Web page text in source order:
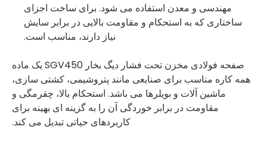
مهندسی و معدن استفاده می شود. برای ساخت اجزای
ساختاری که به استحکام و مقاومت بالایی در برابر سایش
نیاز دارند، مناسب است.
صفحه فولادی مخزن تحت فشار دیگ بخار SGV450 یک ماده
همه کاره مناسب برای صنایعی مانند پتروشیمی، کشتی سازی،
ماشین آلات و بویلرها می باشد. استحکام بالا، چقرمگی و
مقاومت در برابر خوردگی آن را به گزینه ای بهینه برای
کاربردهای حیاتی تبدیل می کند.